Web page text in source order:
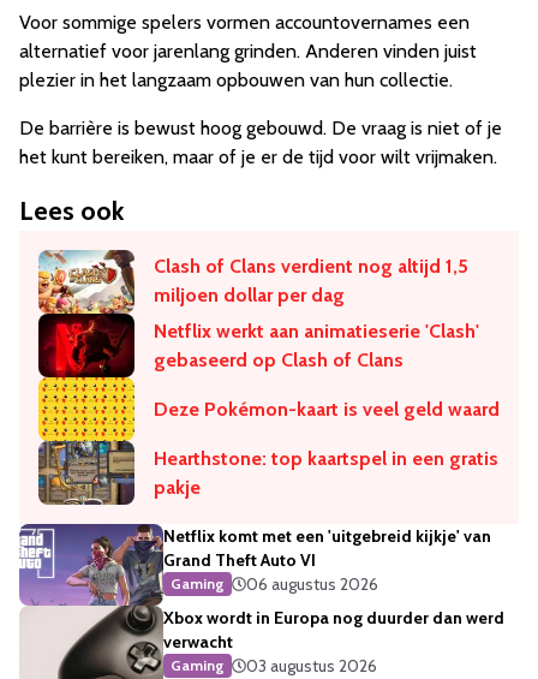
Voor sommige spelers vormen accountovernames een
alternatief voor jarenlang grinden. Anderen vinden juist
plezier in het langzaam opbouwen van hun collectie.
De barrière is bewust hoog gebouwd. De vraag is niet of je
het kunt bereiken, maar of je er de tijd voor wilt vrijmaken.
Lees ook
Clash of Clans verdient nog altijd 1,5
miljoen dollar per dag
Netflix werkt aan animatieserie 'Clash'
gebaseerd op Clash of Clans
​Deze Pokémon-kaart is veel geld waard
Hearthstone: top kaartspel in een gratis
pakje
Netflix komt met een 'uitgebreid kijkje' van
Grand Theft Auto VI
Gaming
06 augustus 2026
Xbox wordt in Europa nog duurder dan werd
verwacht
Gaming
03 augustus 2026